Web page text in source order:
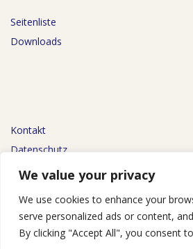
We value your privacy
We use cookies to enhance your
serve personalized ads or content,
By clicking "Accept All", you consent
Seitenliste
Downloads
Kontakt
Datenschutz
Impressum